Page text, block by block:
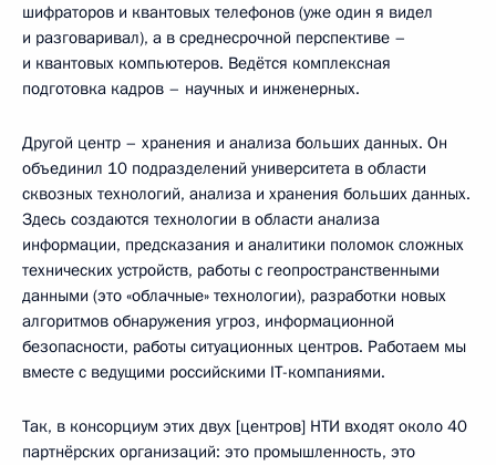
шифраторов и квантовых телефонов (уже один я видел
и разговаривал), а в среднесрочной перспективе –
и квантовых компьютеров. Ведётся комплексная
подготовка кадров – научных и инженерных.
Другой центр – хранения и анализа больших данных. Он
объединил 10 подразделений университета в области
сквозных технологий, анализа и хранения больших данных.
Здесь создаются технологии в области анализа
информации, предсказания и аналитики поломок сложных
технических устройств, работы с геопространственными
данными (это «облачные» технологии), разработки новых
алгоритмов обнаружения угроз, информационной
безопасности, работы ситуационных центров. Работаем мы
вместе с ведущими российскими IT-компаниями.
Так, в консорциум этих двух [центров] НТИ входят около 40
партнёрских организаций: это промышленность, это